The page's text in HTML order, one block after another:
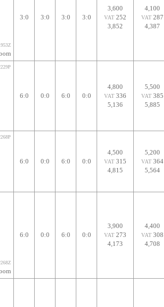
3:0 3:0 3:0 3:0
3,600
VAT 252
3,852
4,100
VAT287
4,387
6:0 0:0 6:0 0:0
4,800
VAT 336
5,136
5,500
VAT385
5,885
6:0 0:0 6:0 0:0
4,500
VAT 315
4,815
5,200
VAT364
5,564
6:0 0:0 6:0 0:0
3,900
VAT 273
4,173
4,400
VAT308
4,708